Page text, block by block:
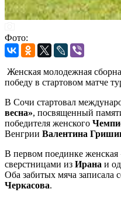
Фото:
Женская молодежная
победу в стартовом матче
В Сочи стартовал
весна», посвященный
победителя женского
Венгрии Валентина
В первом поединке женская
сверстницами из Ирана и
Оба забитых мяча записала
Черкасова.